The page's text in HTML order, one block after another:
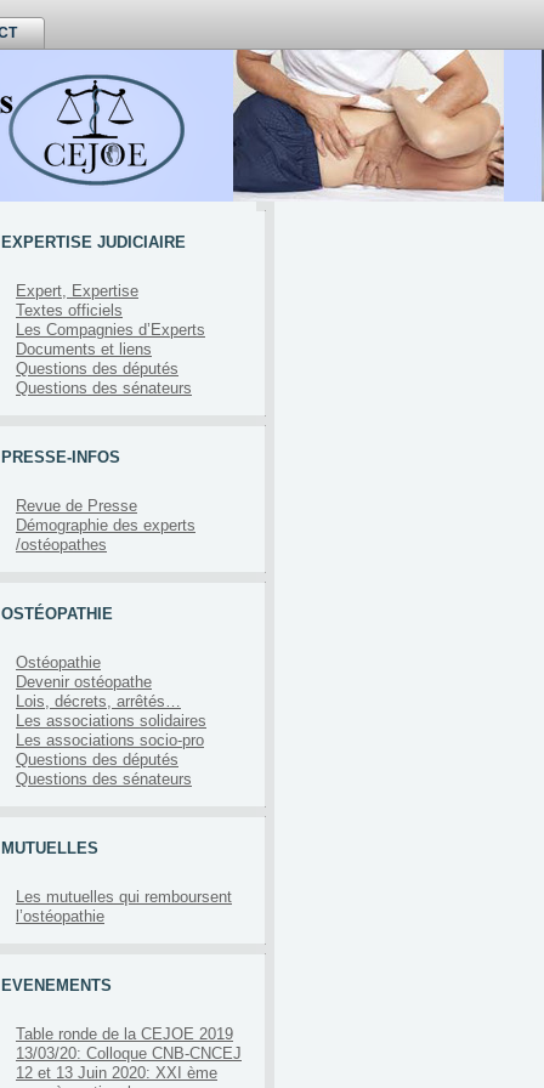
EXPERTISE JUDICIAIRE
Expert, Expertise
Textes officiels
Les Compagnies d’Experts
Documents et liens
Questions des députés
Questions des sénateurs
PRESSE-INFOS
Revue de Presse
Démographie des experts
/ostéopathes
OSTÉOPATHIE
Ostéopathie
Devenir ostéopathe
Lois, décrets, arrêtés…
Les associations solidaires
Les associations socio-pro
Questions des députés
Questions des sénateurs
MUTUELLES
Les mutuelles qui remboursent
l’ostéopathie
EVENEMENTS
Table ronde de la CEJOE 2019
13/03/20: Colloque CNB-CNCEJ
12 et 13 Juin 2020: XXI ème